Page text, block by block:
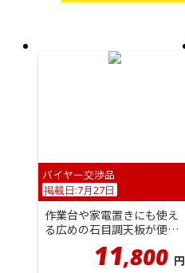
バイヤー交渉品
掲載日:7月27日
作業台や家電置きにも使え
る広めの石目調天板が便利
な収納！物の落下を防ぐ深
さのある...11,800 円